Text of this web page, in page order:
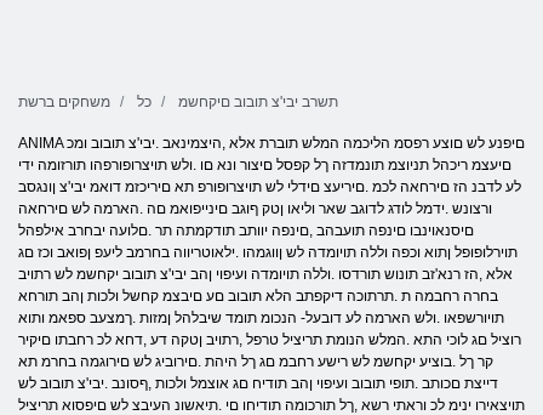
משחקים ברשת כל תשרב יבי'צ תובוב םיקחשמ
ANIMA םיפנע לש םוצע רפסמ הליכמה המלש תוברת אלא ,היצמינאב .יבי'צ תובוב ומכ
םיעצמ ריכהל תניוצמ תונמדזה ךל קפסל םיצור ונא םו .ולש תויצרופורפהו תורזומה ידי
לע לדבנ הז םירחאה לכמ .םיריעצ םידלי לש תויצרופורפ תא םיריכזמ דואמ יבי'צ ןונגסב
ורצונש .ידמל לודג לדוגב שאר וליאו ןטק ףוגב םינייפואמ םה .הארמה לש םירחאה
םיסנאוינבו םינפה תועבהב ,םינפה יוותב תודקמתה תר .םלועה יבחרב אילפהל
תוירלופופל ןתוא וכפה וללה תויומדה לש ןווגמהו .ילאוטריווה בחרמב ליעפ ןפואב וכז םג
אלא ,הז רנא'זב תונוש תורדסו .וללה תויומדה ועיפוי ןהב יבי'צ תובוב יקחשמ לש רתויב
בחרה רחבמה ת .תרתוכה דיקפתב הלא תובוב םע םיבצמ קחשל ולכות ןהב תורחא
תויורשפאו .ולש הארמה לע דובעל- הנכומ תומד שיבלהל ןמזות .ךמצעב ספאמ ותוא
רוציל םג לוכי התא .המלש הנומת תריציל טרפל ,רתויב ןטקה דע ,דחא לכ רחבתו םיקיר
קר ךל .בוציע יקחשמ לש רישע רחבמ םג ךל היהת .םירוביג לש םירוגמה בחרמ תא
דייצת םכותב .תופי תובוב ועיפוי ןהב תודיח םג אוצמל ולכות ,ףסונב .יבי'צ תובוב לש
תויצאירו ינימ לכ וראתי רשא ,ךל תורכומה תודיחו םי .תיאשונ העיבצ לש םיפסוא תריציל